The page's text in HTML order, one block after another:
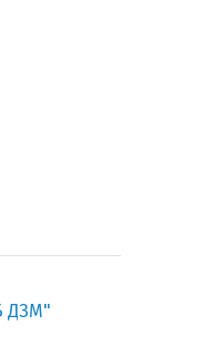
ДЗМ"